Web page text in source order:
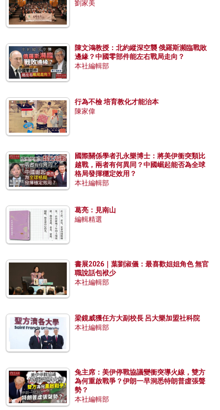
劉家美
陳文鴻教授：北約縱深空襲 俄羅斯瀕臨戰敗
邊緣？中國零部件能左右戰局走向？
本社編輯部
行為不檢 培育教化才能治本
陳家偉
國際關係學者孔永樂博士：將美伊衝突類比
越戰，兩者有何異同？中國崛起能否為全球
格局發揮穩定效用？
本社編輯部
葛亮：見南山
編輯精選
書展2026｜葉劉淑儀：最喜歡姐姐角色 無官
職說話包袱少
本社編輯部
梁鏡威獲任方大副校長 呂大樂加盟社科院
本社編輯部
兔主席：美伊停戰協議變衝突導火線，雙方
為何重啟戰爭？伊朗一早洞悉特朗普虛張聲
勢？
本社編輯部